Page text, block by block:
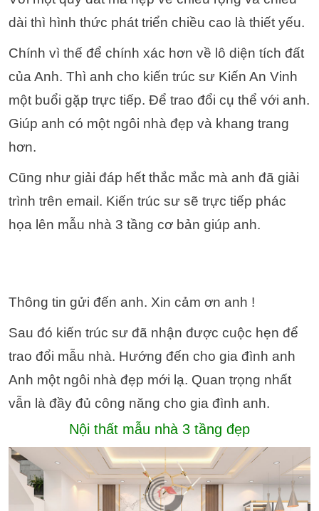
dài thì hình thức phát triển chiều cao là thiết yếu.
Chính vì thế để chính xác hơn về lô diện tích đất
của Anh. Thì anh cho kiến trúc sư Kiến An Vinh
một buổi gặp trực tiếp. Để trao đổi cụ thể với anh.
Giúp anh có một ngôi nhà đẹp và khang trang
hơn.
Cũng như giải đáp hết thắc mắc mà anh đã giải
trình trên email. Kiến trúc sư sẽ trực tiếp phác
họa lên mẫu nhà 3 tầng cơ bản giúp anh.
Thông tin gửi đến anh. Xin cảm ơn anh !
Sau đó kiến trúc sư đã nhận được cuộc hẹn để
trao đổi mẫu nhà. Hướng đến cho gia đình anh
Anh một ngôi nhà đẹp mới lạ. Quan trọng nhất
vẫn là đầy đủ công năng cho gia đình anh.
Nội thất mẫu nhà 3 tầng đẹp